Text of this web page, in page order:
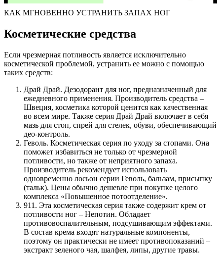
КАК МГНОВЕННО УСТРАНИТЬ ЗАПАХ НОГ
Косметические средства
Если чрезмерная потливость является исключительно
косметической проблемой, устранить ее можно с помощью
таких средств:
Драй Драй. Дезодорант для ног, предназначенный для
ежедневного применения. Производитель средства –
Швеция, косметика которой ценится как качественная
во всем мире. Также серия Драй Драй включает в себя
мазь для стоп, спрей для стелек, обуви, обеспечивающий
део-контроль.
Геволь. Косметическая серия по уходу за стопами. Она
поможет избавиться не только от чрезмерной
потливости, но также от неприятного запаха.
Производитель рекомендует использовать
одновременно лосьон серии Геволь, бальзам, присыпку
(тальк). Цены обычно дешевле при покупке целого
комплекса «Повышенное потоотделение».
911. Эта косметическая серия также содержит крем от
потливости ног – Непотин. Обладает
противовоспалительным, подсушивающим эффектами.
В состав крема входят натуральные компоненты,
поэтому он практически не имеет противопоказаний –
экстракт зеленого чая, шалфея, липы, другие травы.